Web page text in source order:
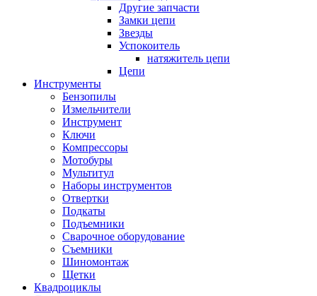
Другие запчасти
Замки цепи
Звезды
Успокоитель
натяжитель цепи
Цепи
Инструменты
Бензопилы
Измельчители
Инструмент
Ключи
Компрессоры
Мотобуры
Мультитул
Наборы инструментов
Отвертки
Подкаты
Подъемники
Сварочное оборудование
Съемники
Шиномонтаж
Щетки
Квадроциклы